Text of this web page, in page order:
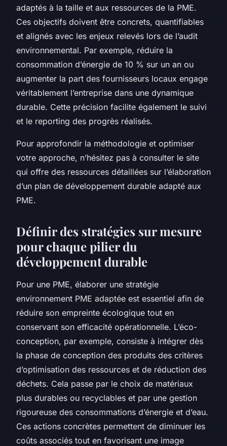
adaptés à la taille et aux ressources de la PME.
Ces objectifs doivent être concrets, quantifiables
et alignés avec les enjeux relevés lors de l’audit
environnemental. Par exemple, réduire la
consommation d’énergie de 10 % sur un an ou
augmenter la part des fournisseurs locaux engage
véritablement l’entreprise dans une dynamique
durable. Cette précision facilite également le suivi
et le reporting des progrès réalisés.
Pour approfondir la méthodologie et optimiser
votre approche, n’hésitez pas à consulter le site
qui offre des ressources détaillées sur l’élaboration
d’un plan de développement durable adapté aux
PME.
Définir des stratégies sur mesure
pour chaque pilier du
développement durable
Pour une PME, élaborer une stratégie
environnement PME adaptée est essentiel afin de
réduire son empreinte écologique tout en
conservant son efficacité opérationnelle. L’éco-
conception, par exemple, consiste à intégrer dès
la phase de conception des produits des critères
d’optimisation des ressources et de réduction des
déchets. Cela passe par le choix de matériaux
plus durables ou recyclables et par une gestion
rigoureuse des consommations d’énergie et d’eau.
Ces actions concrètes permettent de diminuer les
coûts associés tout en favorisant une image